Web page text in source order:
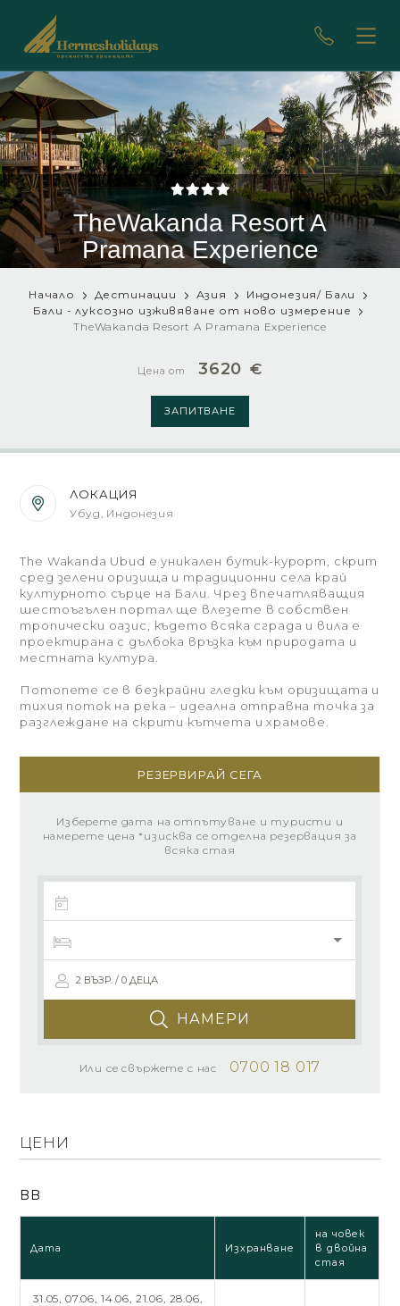
TheWakanda Resort A
Pramana Experience
Начало Дестинации Азия
Индонезия/ Бали
Бали - луксозно изживяване от ново измерение
TheWakanda Resort A Pramana Experience
Цена от 3620 €
ЗАПИТВАНЕ
ЛОКАЦИЯ
Убуд, Индонезия
The Wakanda Ubud е уникален бутик-курорт, скрит
сред зелени оризища и традиционни села край
културното сърце на Бали. Чрез впечатляващия
шестоъгълен портал ще влезете в собствен
тропически оазис, където всяка сграда и вилa е
проектирана с дълбока връзка към природата и
местната култура.
Потопете се в безкрайни гледки към оризищата и
тихия поток на река – идеална отправна точка за
разглеждане на скрити кътчета и храмове.
РЕЗЕРВИРАЙ СЕГА
Изберете дата на отпътуване и туристи и
намерете цена *изисква се отделна резервация за
всяка стая
2 ВЪЗР. / 0 ДЕЦА
НАМЕРИ
Или се свържете с нас 0700 18 017
ЦЕНИ
BB
Дата Изхранване
на човек
в двойна
стая
31.05, 07.06, 14.06, 21.06, 28.06,